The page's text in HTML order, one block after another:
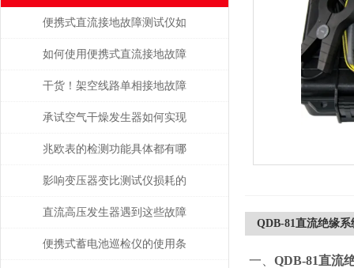
便携式直流接地故障测试仪如
何避免误操作风险？
如何使用便携式直流接地故障
测试仪进行现场测试
干货！架空线路单相接地故障
点巡查装置正确的操作步骤
承试空气干燥发生器如何实现
自动化控制？
兆欧表的检测功能具体都有哪
些？
影响变压器变比测试仪损耗的
主要因素是什么？
直流高压发生器遇到这些故障
该如何处理？
便携式蓄电池巡检仪的使用条
QDB-81直流绝缘
一、 QDB-81直流